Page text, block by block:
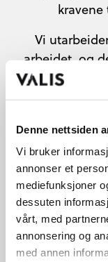
Denne nettsiden
Vi bruker
annonser et
mediefunksjoner
dessuten
vårt, med
annonsering og
med annen
Vi
arbeidet, og
en e-post til